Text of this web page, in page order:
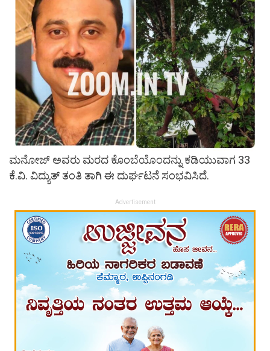
ಮನೋಜ್ ಅವರು ಮರದ ಕೊಂಬೆಯೊಂದನ್ನು ಕಡಿಯುವಾಗ 33
ಕೆ.ವಿ. ವಿದ್ಯುತ್ ತಂತಿ ತಾಗಿ ಈ ದುರ್ಘಟನೆ ಸಂಭವಿಸಿದೆ.
Advertisement